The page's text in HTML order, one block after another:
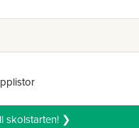
skolstarten! ❯